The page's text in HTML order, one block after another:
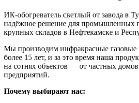
ИК-обогреватель светлый от завода в
надёжное решение для промышленных
крупных складов в Нефтекамске и
Мы производим инфракрасные газовые
более 15 лет, и за это время наша
на сотнях объектов — от частных
предприятий.
Почему выбирают нас: